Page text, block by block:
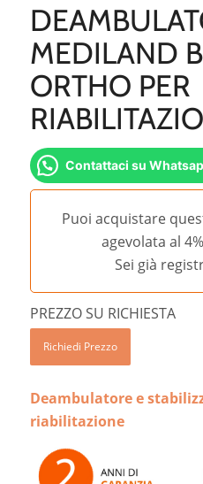
MEDILAND
ORTHO PER
Contattaci su
Puoi acquistare
agevolata al
Sei già
PREZZO SU RICHIESTA
Richiedi Prezzo
Deambulatore e
riabilitazione